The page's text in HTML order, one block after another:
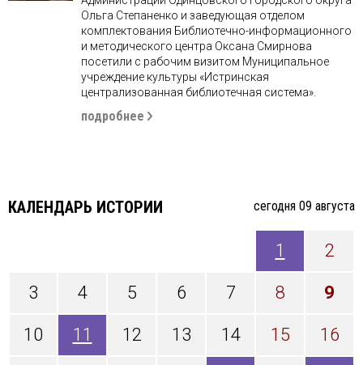
Ольга Степаненко и заведующая отделом
комплектования Библиотечно-информационного
и методического центра Оксана Смирнова
посетили с рабочим визитом Муниципальное
учреждение культуры «Истринская
централизованная библиотечная система».
подробнее
КАЛЕНДАРЬ ИСТОРИИ cегодня 09 августа
1 2
3 4 5 6 7 8 9
10 11 12 13 14 15 16